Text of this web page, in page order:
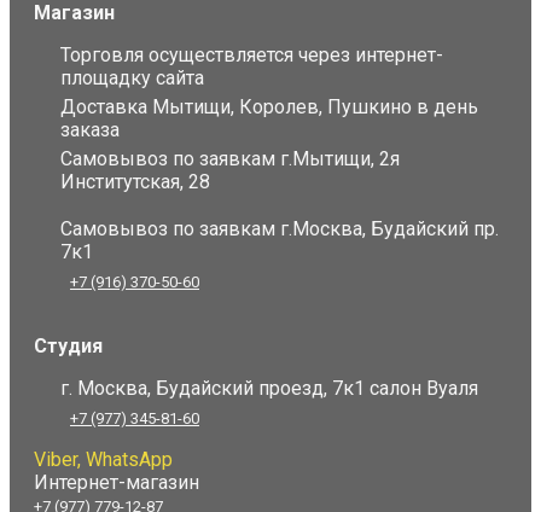
Магазин
Торговля осуществляется через интернет-
площадку сайта
Доставка Мытищи, Королев, Пушкино в день
заказа
Самовывоз по заявкам г.Мытищи, 2я
Институтская, 28
Самовывоз по заявкам г.Москва, Будайский пр.
7к1
+7 (916) 370-50-60
Студия
г. Москва, Будайский проезд, 7к1 салон Вуаля
+7 (977) 345-81-60
Viber, WhatsApp
Интернет-магазин
+7 (977) 779-12-87